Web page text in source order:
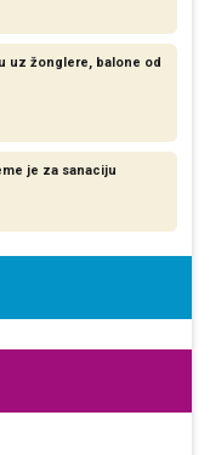
uz žonglere, balone od
je za sanaciju